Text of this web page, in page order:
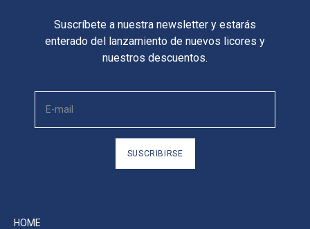
HOME
Suscríbete a nuestra newsletter y estarás
enterado del lanzamiento de nuevos licores y
nuestros descuentos.
SUSCRIBIRSE